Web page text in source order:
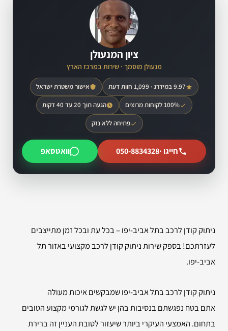
ציון המנעולן
מנעולן מוסמך · שירות במרכז הארץ
9.97 במידרג · 1,099 חוות דעת אישור משטרת ישראל
100% לקוחות מרוצים הגעה תוך 20 עד 40 דקות
פתיחה ללא נזק
חייגו ·050-8834328 וואטסאפ
ניתוק קודן לרכב בתל אביב-יפו – בכל עת ובכל זמן מתייצבים
לעזרתכם! בספק שירות ניתוק קודן לרכב מקצועי באזור תל
אביב-יפו.
ניתוק קודן לרכב בתל אביב-יפו שמבקשים איכות מעולה
אתם בטח נפגשתם בנסיבות בהן יש לגשת לגורמי מקצוע הטובים
בתחום. האמצעי העיקרי ביותר שיעזור לטובת העניין זה ברירת